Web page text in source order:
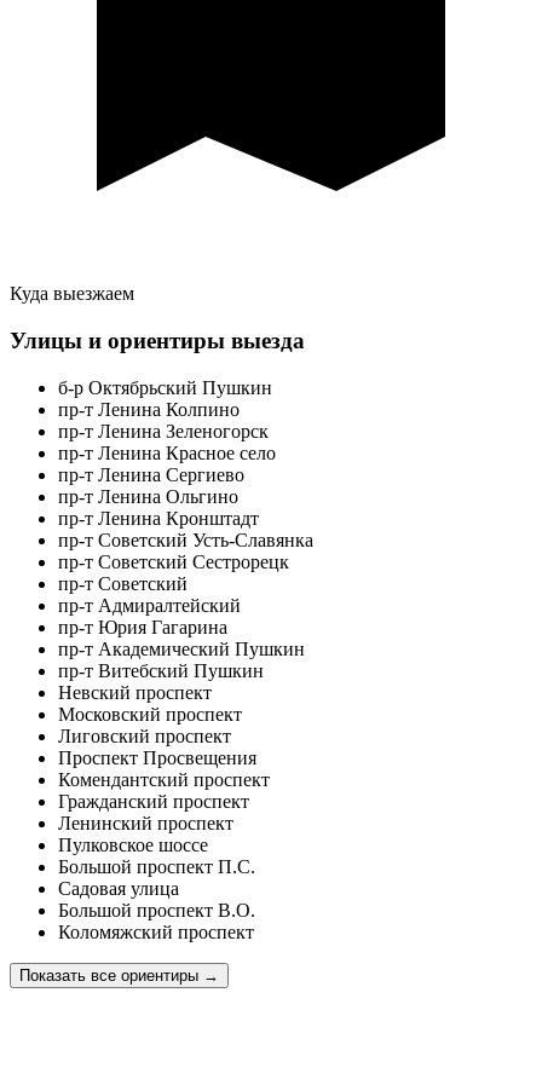
Куда выезжаем
Улицы и ориентиры выезда
б-р Октябрьский Пушкин
пр-т Ленина Колпино
пр-т Ленина Зеленогорск
пр-т Ленина Красное село
пр-т Ленина Сергиево
пр-т Ленина Ольгино
пр-т Ленина Кронштадт
пр-т Советский Усть-Славянка
пр-т Советский Сестрорецк
пр-т Советский
пр-т Адмиралтейский
пр-т Юрия Гагарина
пр-т Академический Пушкин
пр-т Витебский Пушкин
Невский проспект
Московский проспект
Лиговский проспект
Проспект Просвещения
Комендантский проспект
Гражданский проспект
Ленинский проспект
Пулковское шоссе
Большой проспект П.С.
Садовая улица
Большой проспект В.О.
Коломяжский проспект
Показать все ориентиры →